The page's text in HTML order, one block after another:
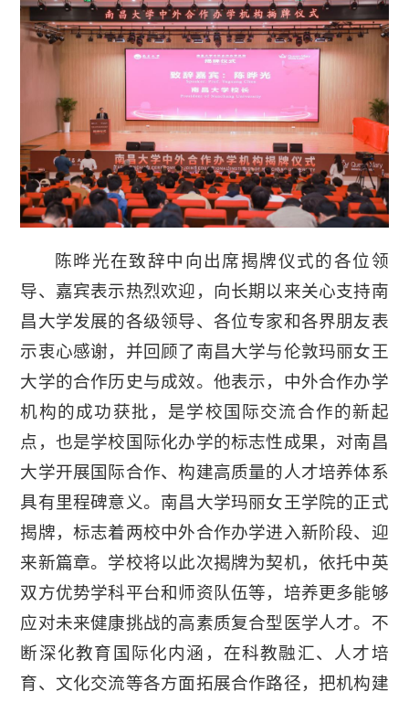
陈晔光在致辞中向出席揭牌仪式的各位领
导、嘉宾表示热烈欢迎，向长期以来关心支持南
昌大学发展的各级领导、各位专家和各界朋友表
示衷心感谢，并回顾了南昌大学与伦敦玛丽女王
大学的合作历史与成效。他表示，中外合作办学
机构的成功获批，是学校国际交流合作的新起
点，也是学校国际化办学的标志性成果，对南昌
大学开展国际合作、构建高质量的人才培养体系
具有里程碑意义。南昌大学玛丽女王学院的正式
揭牌，标志着两校中外合作办学进入新阶段、迎
来新篇章。学校将以此次揭牌为契机，依托中英
双方优势学科平台和师资队伍等，培养更多能够
应对未来健康挑战的高素质复合型医学人才。不
断深化教育国际化内涵，在科教融汇、人才培
育、文化交流等各方面拓展合作路径，把机构建